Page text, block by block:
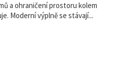
a ohraničení prostoru kolem
Moderní výplně se stávají...